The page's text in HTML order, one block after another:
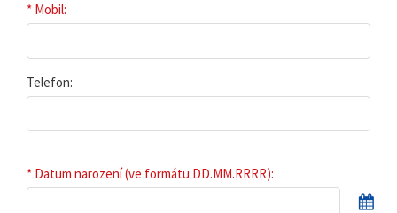
* Mobil:
Telefon:
* Datum narození (ve formátu DD.MM.RRRR):